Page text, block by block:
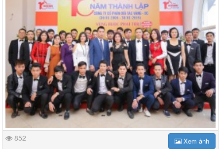
852 Xem ảnh